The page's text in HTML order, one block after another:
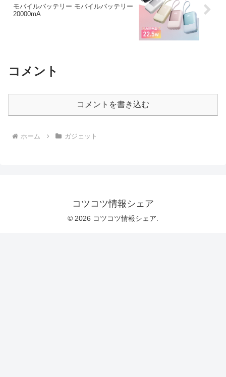
モバイルバッテリー モバイルバッテリー
20000mA
コメント
コメントを書き込む
ホーム ガジェット
コツコツ情報シェア
© 2026 コツコツ情報シェア.